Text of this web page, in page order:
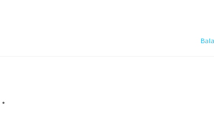
*